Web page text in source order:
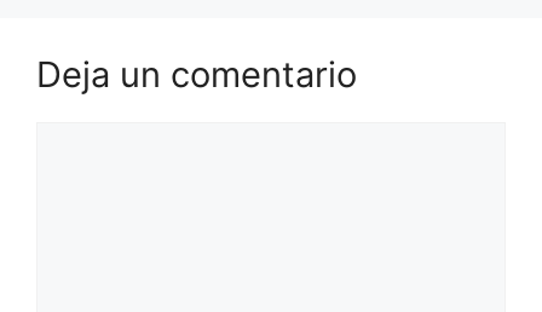
Deja un comentario